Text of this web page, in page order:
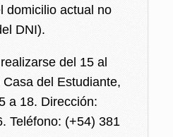
domicilio actual no
DNI).
del 15 al
del Estudiante,
a 18. Dirección:
Teléfono: (+54) 381